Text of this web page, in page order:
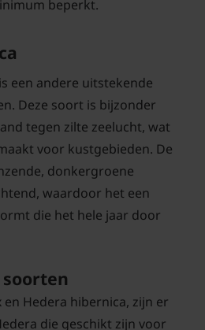
beperkt.
een andere uitstekende
Deze soort is bijzonder
tegen zilte zeelucht, wat
voor kustgebieden. De
donkergroene
waardoor het een
die het hele jaar door
en Hedera hibernica, zijn er
die geschikt zijn voor